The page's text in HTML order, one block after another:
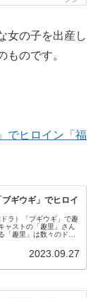
女の子を出産し
ものです。
でヒロイン「福
ギウギ」でヒロイ
ラ）「ブギウギ」で趣
ャストの「趣里」さん
「趣里」は数々のドラ
2023.09.27